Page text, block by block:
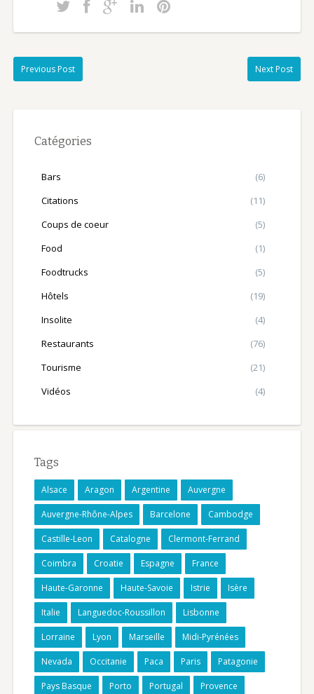
Previous Post Next Post
Catégories
Bars
(6)
Citations
(11)
Coups de coeur
(5)
Food
(1)
Foodtrucks
(5)
Hôtels
(19)
Insolite
(4)
Restaurants
(76)
Tourisme
(21)
Vidéos
(4)
Tags
Alsace Aragon Argentine Auvergne
Auvergne-Rhône-Alpes Barcelone Cambodge
Castille-Leon Catalogne Clermont-Ferrand
Coimbra Croatie Espagne France
Haute-Garonne Haute-Savoie Istrie Isère
Italie Languedoc-Roussillon Lisbonne
Lorraine Lyon Marseille Midi-Pyrénées
Nevada Occitanie Paca Paris Patagonie
Pays Basque Porto Portugal Provence